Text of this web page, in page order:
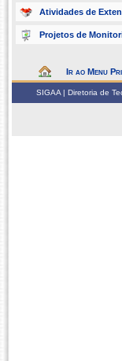
Atividades de
Projetos de
Ir ao Menu
SIGAA | Diretoria de